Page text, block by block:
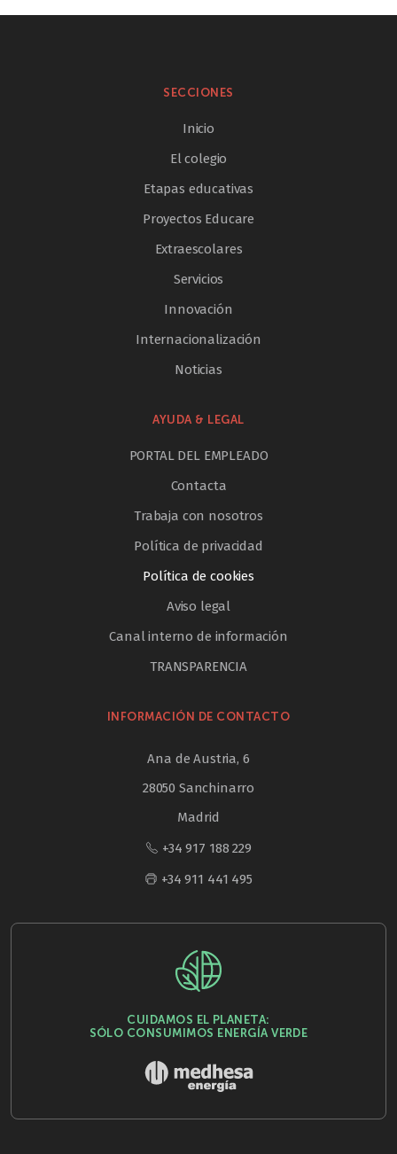
SECCIONES
Inicio
El colegio
Etapas educativas
Proyectos Educare
Extraescolares
Servicios
Innovación
Internacionalización
Noticias
AYUDA & LEGAL
PORTAL DEL EMPLEADO
Contacta
Trabaja con nosotros
Política de privacidad
Política de cookies
Aviso legal
Canal interno de información
TRANSPARENCIA
INFORMACIÓN DE CONTACTO
Ana de Austria, 6
28050 Sanchinarro
Madrid
+34 917 188 229
+34 911 441 495
CUIDAMOS EL PLANETA:
SÓLO CONSUMIMOS ENERGÍA VERDE